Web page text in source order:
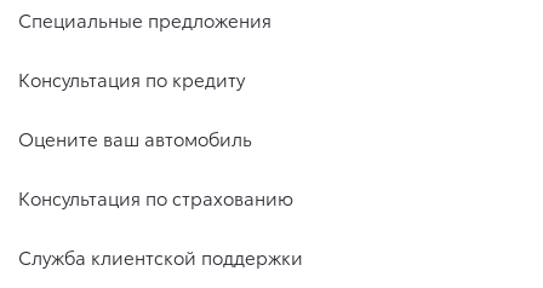
Специальные предложения
Консультация по кредиту
Оцените ваш автомобиль
Консультация по страхованию
Служба клиентской поддержки